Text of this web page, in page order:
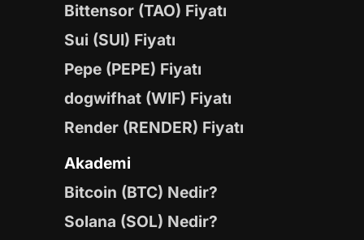
Bittensor (TAO) Fiyatı
Sui (SUI) Fiyatı
Pepe (PEPE) Fiyatı
dogwifhat (WIF) Fiyatı
Render (RENDER) Fiyatı
Akademi
Bitcoin (BTC) Nedir?
Solana (SOL) Nedir?